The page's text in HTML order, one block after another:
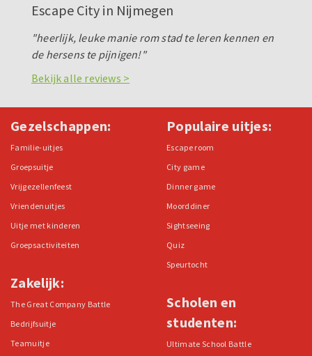
Escape City in Nijmegen
"heerlijk, leuke manie rom stad te leren kennen en
de hersens te pijnigen!"
Bekijk alle reviews >
Gezelschappen:
Familie-uitjes
Groepsuitje
Vrijgezellenfeest
Vriendenuitjes
Uitje met kinderen
Groepsactiviteiten
Zakelijk:
The Great Company Battle
Bedrijfsuitje
Teamuitje
Populaire uitjes:
Escape room
City game
Dinner game
Moorddiner
Sightseeing
Quiz
Speurtocht
Scholen en
studenten:
Ultimate School Battle